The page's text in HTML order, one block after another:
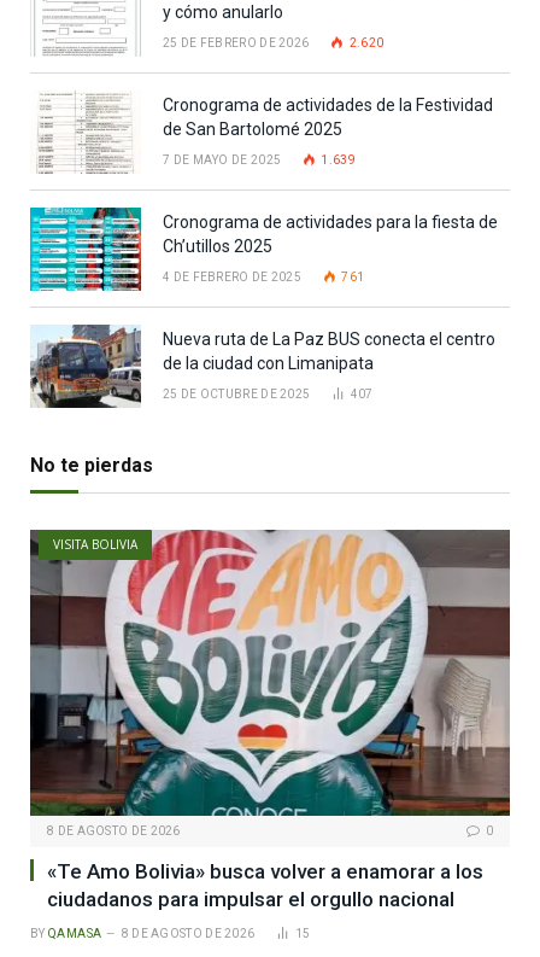
y cómo anularlo
25 DE FEBRERO DE 2026 2.620
Cronograma de actividades de la Festividad
de San Bartolomé 2025
7 DE MAYO DE 2025 1.639
Cronograma de actividades para la fiesta de
Ch’utillos 2025
4 DE FEBRERO DE 2025 761
Nueva ruta de La Paz BUS conecta el centro
de la ciudad con Limanipata
25 DE OCTUBRE DE 2025 407
No te pierdas
VISITA BOLIVIA
8 DE AGOSTO DE 2026 0
«Te Amo Bolivia» busca volver a enamorar a los
ciudadanos para impulsar el orgullo nacional
BY QAMASA 8 DE AGOSTO DE 2026 15